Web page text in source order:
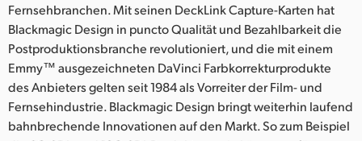
Fernsehbranchen. Mit seinen DeckLink Capture-Karten hat
Blackmagic Design in puncto Qualität und Bezahlbarkeit die
Postproduktionsbranche revolutioniert, und die mit einem
Emmy™ ausgezeichneten DaVinci Farbkorrekturprodukte
des Anbieters gelten seit 1984 als Vorreiter der Film- und
Fernsehindustrie. Blackmagic Design bringt weiterhin laufend
bahnbrechende Innovationen auf den Markt. So zum Beispiel